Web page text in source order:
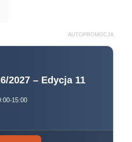
AUTOPROMOCJA
2027 – Edycja 11
15:00